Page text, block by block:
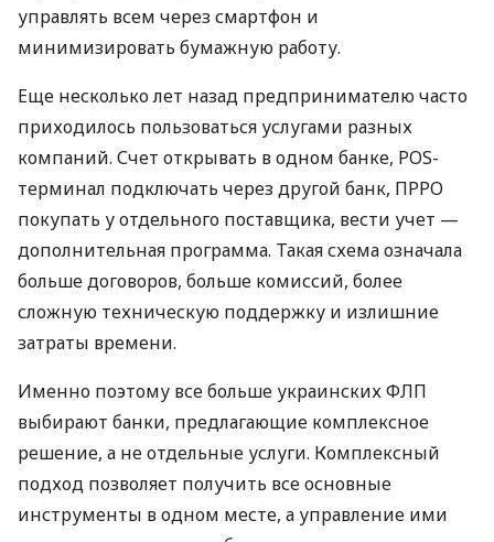
управлять всем через смартфон и
минимизировать бумажную работу.
Еще несколько лет назад предпринимателю часто
приходилось пользоваться услугами разных
компаний. Счет открывать в одном банке, POS-
терминал подключать через другой банк, ПРРО
покупать у отдельного поставщика, вести учет —
дополнительная программа. Такая схема означала
больше договоров, больше комиссий, более
сложную техническую поддержку и излишние
затраты времени.
Именно поэтому все больше украинских ФЛП
выбирают банки, предлагающие комплексное
решение, а не отдельные услуги. Комплексный
подход позволяет получить все основные
инструменты в одном месте, а управление ими